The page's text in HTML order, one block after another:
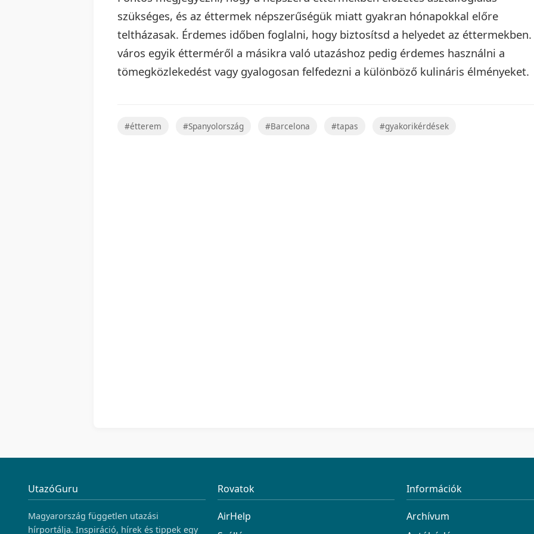
szükséges, és az éttermek népszerűségük miatt gyakran hónapokkal előre
teltházasak. Érdemes időben foglalni, hogy biztosítsd a helyedet az éttermekben.
város egyik étterméről a másikra való utazáshoz pedig érdemes használni a
tömegközlekedést vagy gyalogosan felfedezni a különböző kulináris élményeket.
#étterem #Spanyolország #Barcelona #tapas #gyakorikérdések
UtazóGuru
Magyarország független utazási
hírportálja. Inspiráció, hírek és tippek egy
Rovatok
AirHelp
Információk
Archívum